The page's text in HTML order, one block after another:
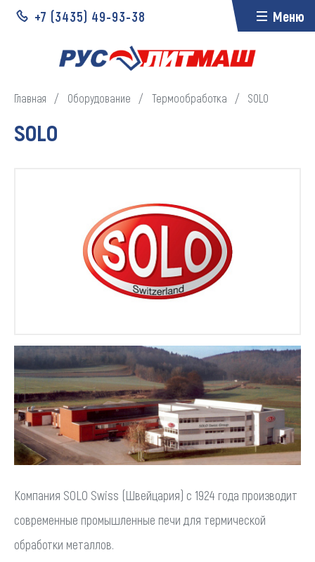
+7 (3435) 49-93-38 Меню
Главная Оборудование Термообработка SOLO
SOLO
Компания SOLO Swiss (Швейцария) с 1924 года производит
современные промышленные печи для термической
обработки металлов.